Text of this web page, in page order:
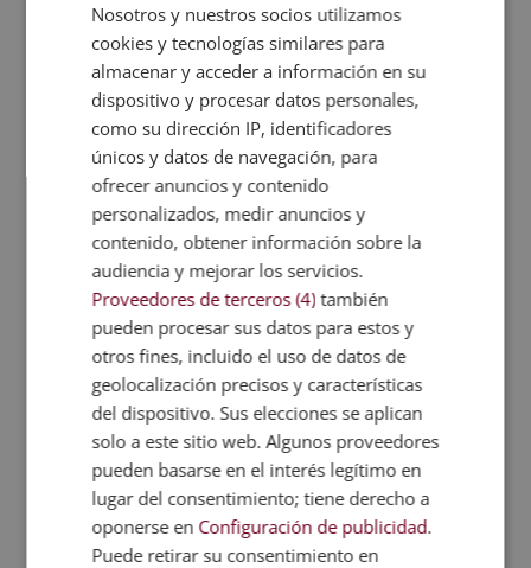
Pack Deporte y Nutrición: Curso de
Personal Trainer + Curso de Nutrición
Deportiva + Curso de Experto en Psicología
Deportiva
3.920,00
El
precio
original
era:
3.920,00€.
980,00€ El
precio
actual
es:
980,00€.
Nosotros y nuestros socios utilizamos
cookies y tecnologías similares para
almacenar y acceder a información en su
dispositivo y procesar datos personales,
como su dirección IP, identificadores
únicos y datos de navegación, para
ofrecer anuncios y contenido
personalizados, medir anuncios y
contenido, obtener información sobre la
audiencia y mejorar los servicios.
Proveedores de terceros (4) también
pueden procesar sus datos para estos y
otros fines, incluido el uso de datos de
geolocalización precisos y características
del dispositivo. Sus elecciones se aplican
solo a este sitio web. Algunos proveedores
pueden basarse en el interés legítimo en
lugar del consentimiento; tiene derecho a
oponerse en Configuración de publicidad.
Puede retirar su consentimiento en